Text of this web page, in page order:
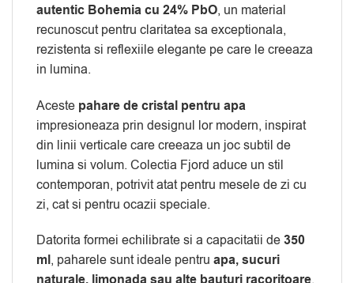
autentic Bohemia cu 24% PbO, un material
recunoscut pentru claritatea sa exceptionala,
rezistenta si reflexiile elegante pe care le creeaza
in lumina.
Aceste pahare de cristal pentru apa
impresioneaza prin designul lor modern, inspirat
din linii verticale care creeaza un joc subtil de
lumina si volum. Colectia Fjord aduce un stil
contemporan, potrivit atat pentru mesele de zi cu
zi, cat si pentru ocazii speciale.
Datorita formei echilibrate si a capacitatii de350
ml, paharele sunt ideale pentru apa, sucuri